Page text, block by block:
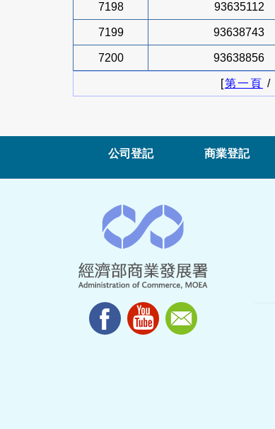
7198 93635112
7199 93638743
7200 93638856
[第一頁 /
公司登記 商業登記